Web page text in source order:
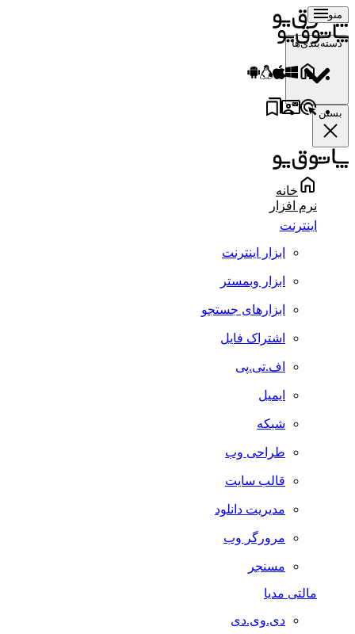
منو
دسته‌بندی‌ها
بستن
خانه
نرم افزار
اینترنت
ابزار اینترنت
ابزار وبمستر
ابزارهای جستجو
اشتراک فایل
اف.تی.پی
ایمیل
شبکه
طراحی وب
قالب سایت
مدیریت دانلود
مرورگر وب
مسنجر
مالتی مدیا
دی.وی.دی